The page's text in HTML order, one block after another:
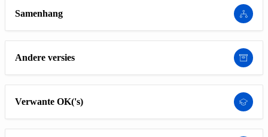
Samenhang
Andere versies
Verwante OK('s)